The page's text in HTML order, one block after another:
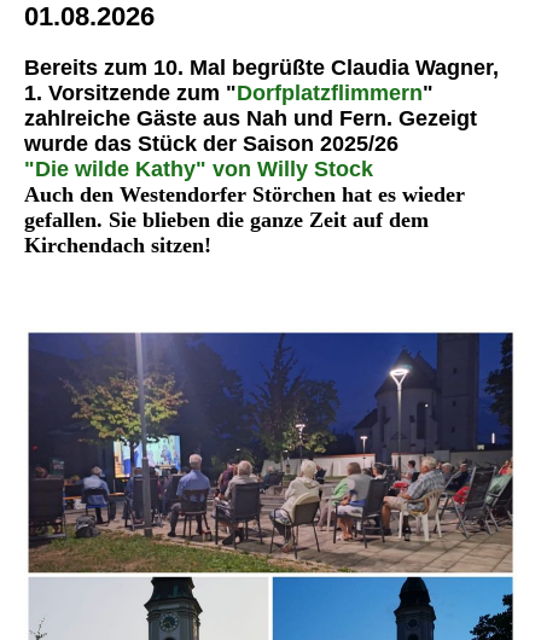
01.08.2026
Bereits zum 10. Mal begrüßte Claudia Wagner,
1. Vorsitzende zum "Dorfplatzflimmern"
zahlreiche Gäste aus Nah und Fern. Gezeigt
wurde das Stück der Saison 2025/26
"Die wilde Kathy" von Willy Stock
Auch den Westendorfer Störchen hat es wieder
gefallen. Sie blieben die ganze Zeit auf dem
Kirchendach sitzen!